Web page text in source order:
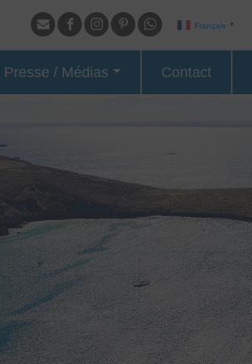
Français ▼
Presse / Médias Contact